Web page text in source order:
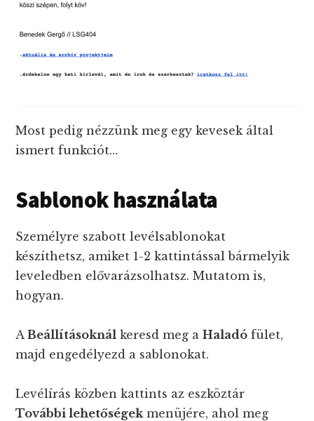
Most pedig nézzünk meg egy kevesek által
ismert funkciót…
Sablonok használata
Személyre szabott levélsablonokat
készíthetsz, amiket 1-2 kattintással bármelyik
leveledben elővarázsolhatsz. Mutatom is,
hogyan.
ABeállításoknál keresd meg aHaladó fület,
majd engedélyezd a sablonokat.
Levélírás közben kattints az eszköztár
További lehetőségek menüjére, ahol meg